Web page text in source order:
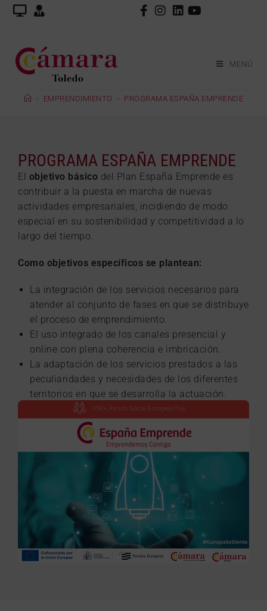
MENÚ
EMPRENDIMIENTO PROGRAMA ESPAÑA EMPRENDE
PROGRAMA ESPAÑA EMPRENDE
El objetivo básico del Plan España Emprende es
contribuir a la puesta en marcha de nuevas
actividades empresariales, incidiendo de modo
especial en su sostenibilidad y competitividad a lo
largo del tiempo.
Como objetivos específicos se plantean:
La integración de los servicios necesarios para
atender al conjunto de fases en que se distribuye
el proceso de emprendimiento.
El uso integrado de los canales presencial y
online con plena coherencia e imbricación.
La adaptación de los servicios prestados a las
peculiaridades y necesidades de los diferentes
territorios en que se desarrolla la actuación.